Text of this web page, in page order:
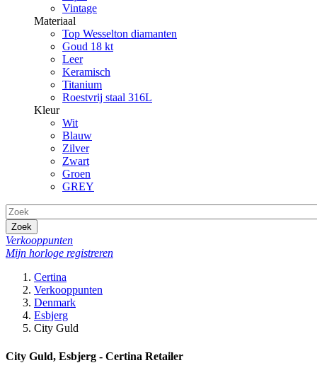
Vintage
Materiaal
Top Wesselton diamanten
Goud 18 kt
Leer
Keramisch
Titanium
Roestvrij staal 316L
Kleur
Wit
Blauw
Zilver
Zwart
Groen
GREY
Zoek
Verkooppunten
Mijn horloge registreren
Certina
Verkooppunten
Denmark
Esbjerg
City Guld
City Guld, Esbjerg - Certina Retailer